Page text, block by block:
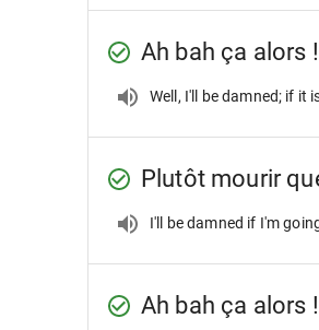
Ah bah ça alors !
Well, I'll be damned; if it
Plutôt mourir
I'll be damned if I'm
Ah bah ça alors !